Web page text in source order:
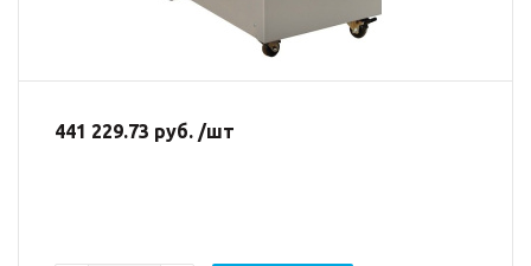
441 229.73 руб. /шт